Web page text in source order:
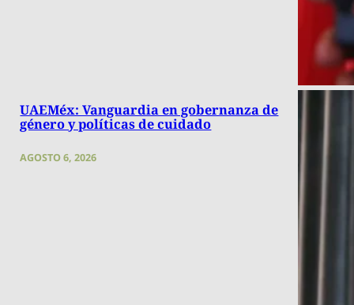
UAEMéx: Vanguardia en gobernanza de
género y políticas de cuidado
AGOSTO 6, 2026